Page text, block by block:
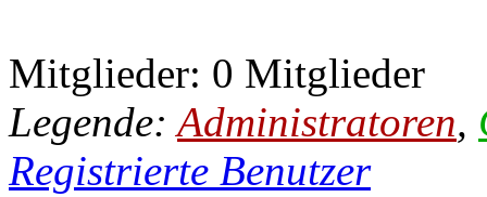
Mitglieder: 0 Mitglieder
Legende: Administratoren,
Registrierte Benutzer